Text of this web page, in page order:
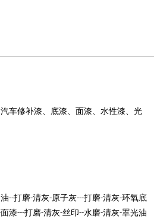
车修补漆、底漆、面漆、水性漆、光
--打磨-清灰-原子灰---打磨-清灰-环氧底
面漆---打磨-清灰-丝印--水磨-清灰-罩光油